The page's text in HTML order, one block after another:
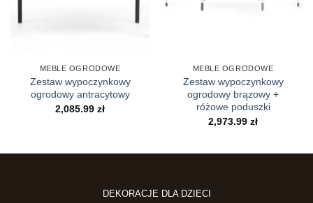
MEBLE OGRODOWE
Zestaw wypoczynkowy
ogrodowy antracytowy
2,085.99 zł
MEBLE OGRODOWE
Zestaw wypoczynkowy
ogrodowy brązowy +
różowe poduszki
2,973.99 zł
DEKORACJE DLA DZIECI